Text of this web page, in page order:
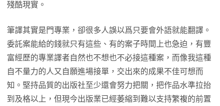
殘酷現實。
筆譯其實是門專業，卻很多人誤以爲只要會外語就能翻譯。
委託案能給的錢就只有這些、有的案子時間上也急迫，有豐
富經歷的專業譯者自然也不想也不必接這種案，而像我這種
自不量力的人又自願進場接單，交出來的成果不佳可想而
知。堅持品質的出版社至少還會努力把關，把作品水準拉抬
到及格以上，但現今出版業已經萎縮到難以支持繁複的前置